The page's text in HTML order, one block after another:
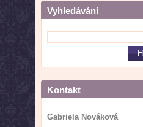
Vyhledávání
Kontakt
Gabriela Nováková